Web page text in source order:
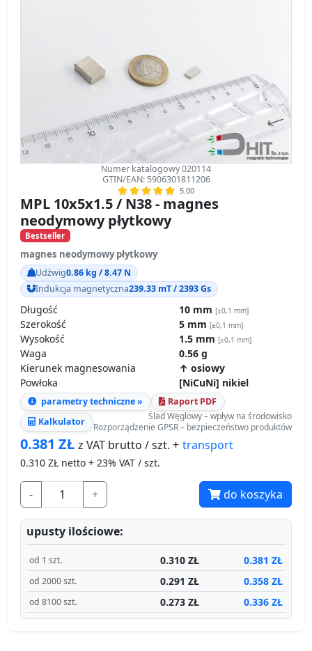
Numer katalogowy 020114
GTIN/EAN: 5906301811206
5.00
MPL 10x5x1.5 / N38 - magnes
neodymowy płytkowy
Bestseller
magnes neodymowy płytkowy
Udźwig0.86 kg / 8.47 N
Indukcja magnetyczna239.33 mT / 2393 Gs
Długość 10 mm [±0,1 mm]
Szerokość 5 mm [±0,1 mm]
Wysokość 1.5 mm [±0,1 mm]
Waga
0.56 g
Kierunek magnesowania
↑ osiowy
Powłoka
[NiCuNi] nikiel
parametry techniczne »
Raport PDF
Kalkulator
Ślad Węglowy – wpływ na środowisko
Rozporządzenie GPSR – bezpieczeństwo produktów
0.381 ZŁ z VAT brutto / szt. + transport
0.310 ZŁ netto + 23% VAT / szt.
- + do koszyka
upusty ilościowe:
od 1 szt. 0.310 ZŁ 0.381 ZŁ
od 2000 szt. 0.291 ZŁ 0.358 ZŁ
od 8100 szt. 0.273 ZŁ 0.336 ZŁ